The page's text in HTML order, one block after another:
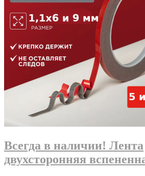
Всегда в наличии! Лента
двухсторонняя